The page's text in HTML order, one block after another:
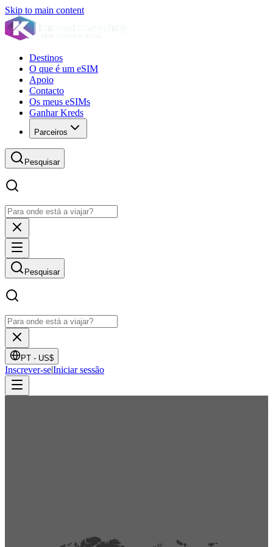
Skip to main content
Destinos
O que é um eSIM
Apoio
Contacto
Os meus eSIMs
Ganhar Kreds
Parceiros
Pesquisar
Pesquisar
PT - US$
Inscrever-se|Iniciar sessão